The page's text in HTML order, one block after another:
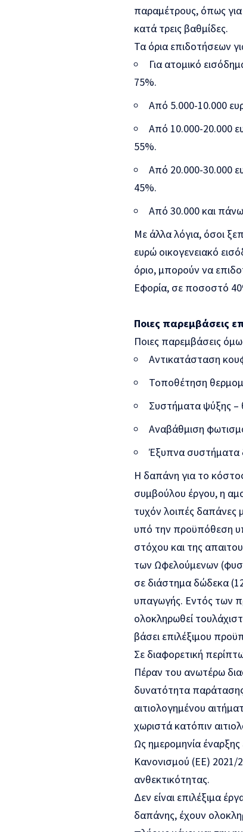
παραμέτρους, όπως για
κατά τρεις βαθμίδες.
Τα όρια επιδοτήσεων
Για ατομικό
75%.
Από 5.000-10.000
Από 10.000-20.000
55%.
Από 20.000-30.000
45%.
Από 30.000 και
Με άλλα λόγια, όσοι
ευρώ οικογενειακό
όριο, μπορούν να
Εφορία, σε ποσοστό
Ποιες παρεμβάσεις
Ποιες παρεμβάσεις
Αντικατάσταση
Τοποθέτηση
Συστήματα ψύξης –
Αναβάθμιση
Έξυπνα συστήματα
Η δαπάνη για το
συμβούλου έργου, η
τυχόν λοιπές
υπό την προϋπόθεση
στόχου και της
των Ωφελούμενων
σε διάστημα δώδεκα
υπαγωγής. Εντός των
ολοκληρωθεί
βάσει επιλέξιμου
Σε διαφορετική
Πέραν του ανωτέρω
δυνατότητα παράτασης
αιτιολογημένου
χωριστά κατόπιν
Ως ημερομηνία
Κανονισμού (ΕΕ) 2021/
ανθεκτικότητας.
Δεν είναι επιλέξιμα
δαπάνης, έχουν